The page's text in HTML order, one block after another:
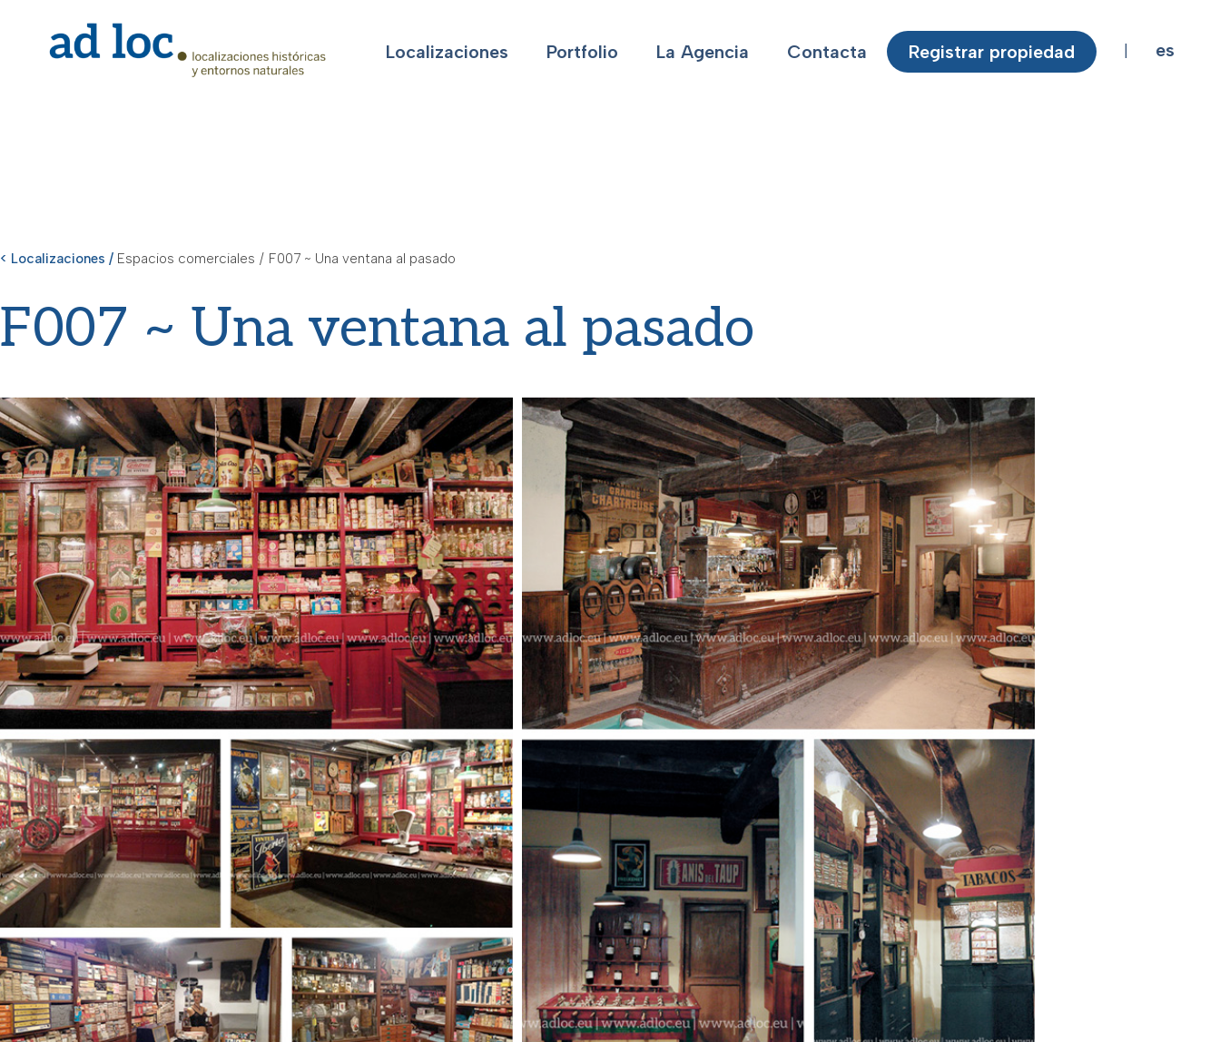
Localizaciones Portfolio La Agencia Contacta Registrar propiedad es
< Localizaciones / Espacios comerciales / F007 ~ Una ventana al pasado
F007 ~ Una ventana al pasado